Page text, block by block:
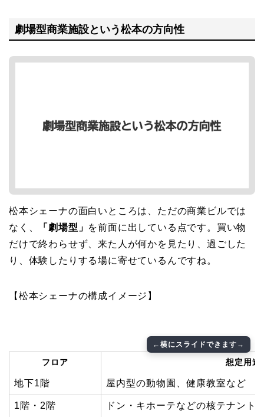
劇場型商業施設という松本の方向性
松本シェーナの面白いところは、ただの商業ビルでは
なく、
「劇場型」 を前面に出している点です。買い物
だけで終わらせず、来た人が何かを見たり、過ごした
り、体験したりする場に寄せているんですね。
【松本シェーナの構成イメージ】
フロア 想定用途
地下1階 屋内型の動物園、健康教室など
1階・2階 ドン・キホーテなどの核テナント